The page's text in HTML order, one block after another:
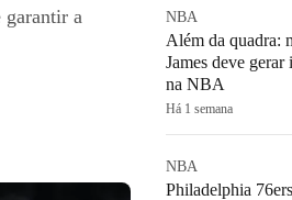
garantir a
NBA
Além da quadra:
James deve
na NBA
Há 1 semana
NBA
Philadelphia